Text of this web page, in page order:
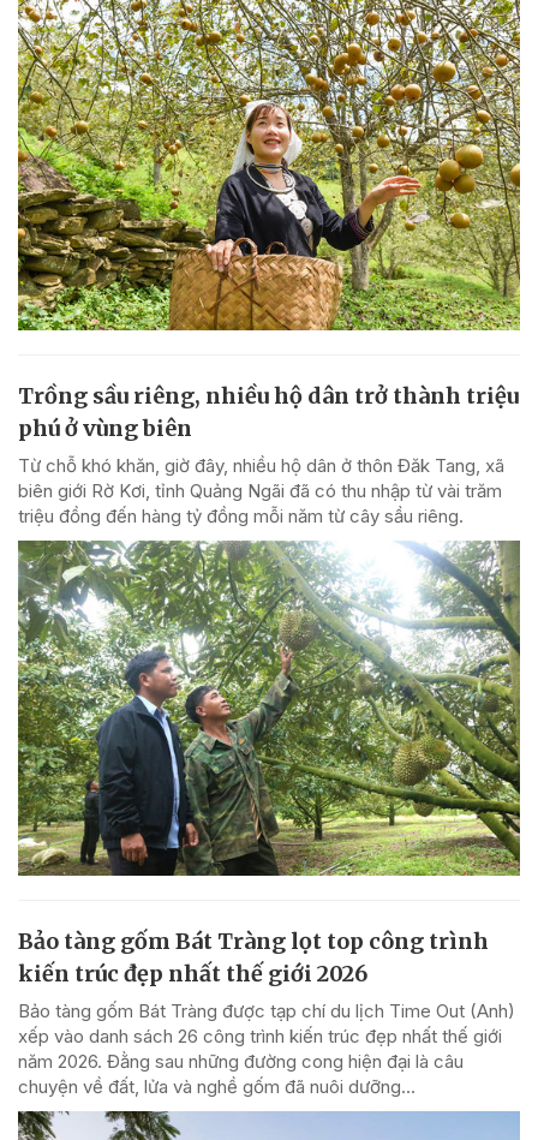
Trồng sầu riêng, nhiều hộ dân trở thành triệu
phú ở vùng biên
Từ chỗ khó khăn, giờ đây, nhiều hộ dân ở thôn Đăk Tang, xã
biên giới Rờ Kơi, tỉnh Quảng Ngãi đã có thu nhập từ vài trăm
triệu đồng đến hàng tỷ đồng mỗi năm từ cây sầu riêng.
Bảo tàng gốm Bát Tràng lọt top công trình
kiến trúc đẹp nhất thế giới 2026
Bảo tàng gốm Bát Tràng được tạp chí du lịch Time Out (Anh)
xếp vào danh sách 26 công trình kiến trúc đẹp nhất thế giới
năm 2026. Đằng sau những đường cong hiện đại là câu
chuyện về đất, lửa và nghề gốm đã nuôi dưỡng...